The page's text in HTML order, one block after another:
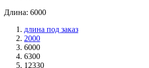
Длина: 6000
длина под заказ
2000
6000
6300
12330